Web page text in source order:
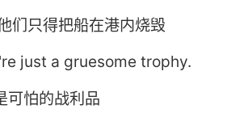
们只得把船在港内烧毁
just a gruesome trophy.
可怕的战利品